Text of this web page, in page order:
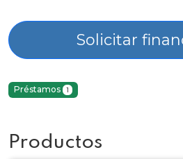
Solicitar
Préstamos 1
Productos